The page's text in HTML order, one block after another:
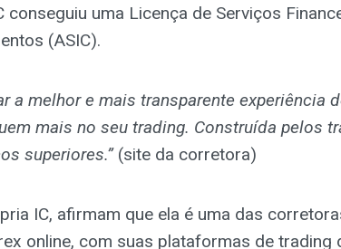
conseguiu uma Licença de Serviços
(ASIC).
a melhor e mais transparente
mais no seu trading. Construída pelos
superiores.”(site da corretora)
IC, afirmam que ela é uma das
online, com suas plataformas de trading